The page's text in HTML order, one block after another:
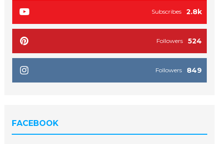
2.8k
Subscribes
524
Followers
849
Followers
FACEBOOK